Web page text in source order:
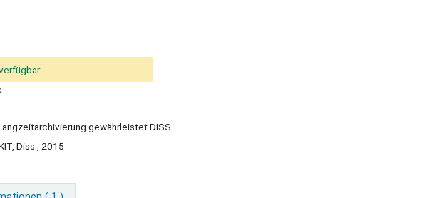
gewährleistet DISS
Diss., 2015